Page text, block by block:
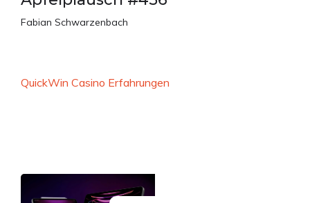
Fabian Schwarzenbach
QuickWin Casino Erfahrungen